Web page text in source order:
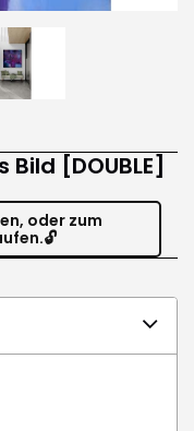
[DOUBLE]
oder zum